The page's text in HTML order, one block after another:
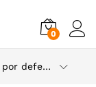
0
Orden por defecto